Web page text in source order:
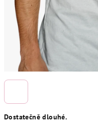
Dostatečně dlouhé.